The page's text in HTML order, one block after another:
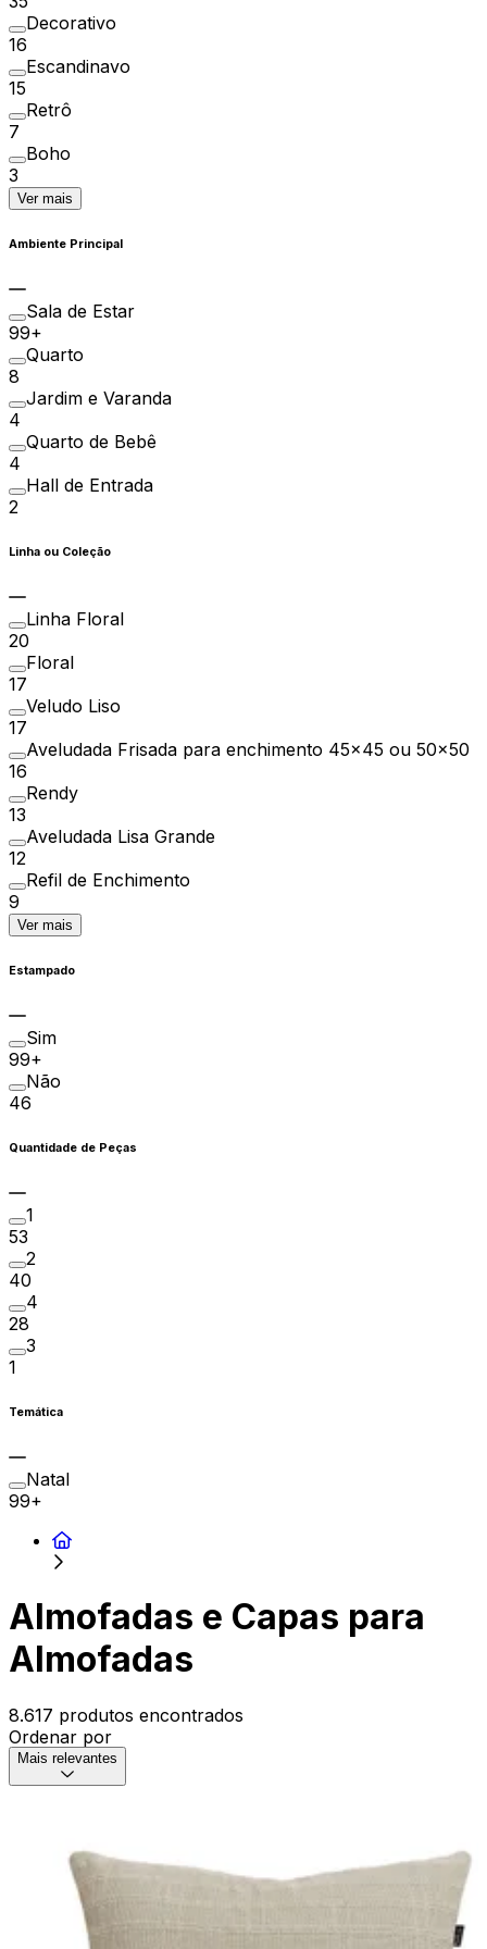
Decorativo
16
Escandinavo
15
Retrô
7
Boho
3
Ver mais
Ambiente Principal
Sala de Estar
99+
Quarto
8
Jardim e Varanda
4
Quarto de Bebê
4
Hall de Entrada
2
Linha ou Coleção
Linha Floral
20
Floral
17
Veludo Liso
17
Aveludada Frisada para enchimento 45x45 ou 50x50
16
Rendy
13
Aveludada Lisa Grande
12
Refil de Enchimento
9
Ver mais
Estampado
Sim
99+
Não
46
Quantidade de Peças
1
53
2
40
4
28
3
1
Temática
Natal
99+
Almofadas e Capas para
Almofadas
8.617 produtos encontrados
Ordenar por
Mais relevantes